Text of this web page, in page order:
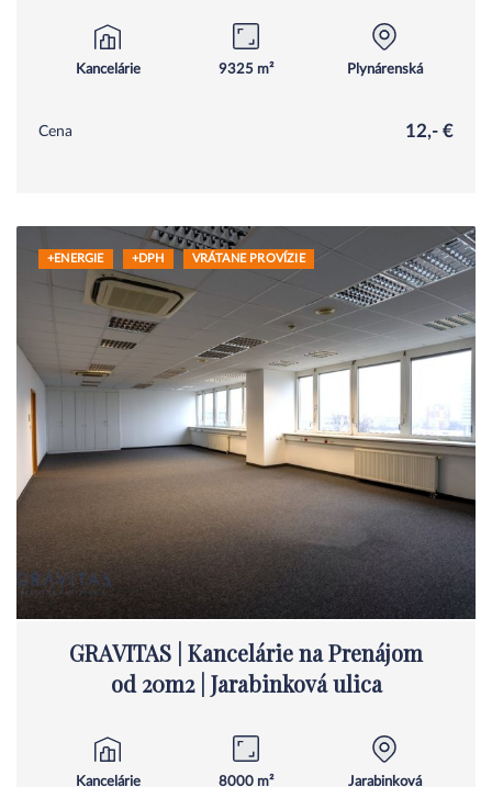
Kancelárie 9325 m² Plynárenská
Cena 12,- €
+ENERGIE +DPH VRÁTANE PROVÍZIE
GRAVITAS | Kancelárie na Prenájom
od 20m2 | Jarabinková ulica
Kancelárie 8000 m² Jarabinková